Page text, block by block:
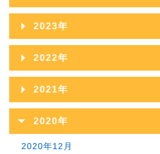
2026年06月
2026年05月
2026年04月
2026年03月
2026年02月
2026年01月
2025年11月
2025年10月
2025年09月
2025年08月
2025年07月
2025年06月
2024年12月
2024年11月
2024年10月
2024年09月
2024年08月
2024年07月
2023年
2023年12月
2023年11月
2023年10月
2023年09月
2022年
2022年12月
2022年11月
2022年10月
2021年
2021年12月
2020年
2020年12月